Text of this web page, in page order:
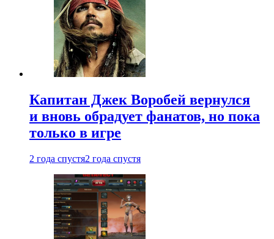
Капитан Джек Воробей вернулся
и вновь обрадует фанатов, но пока
только в игре
2 года спустя2 года спустя